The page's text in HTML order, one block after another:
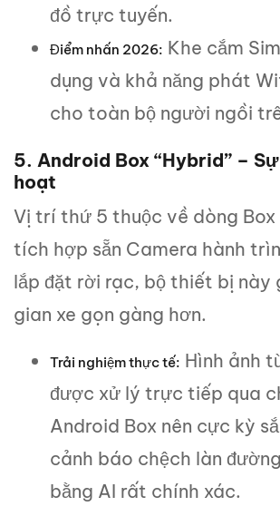
đồ trực tuyến.
Điểm nhấn 2026: Khe cắm
dụng và khả năng phát
cho toàn bộ người ngồi
5. Android Box “Hybrid” –
hoạt
Vị trí thứ 5 thuộc về dòng Box
tích hợp sẵn Camera hành
lắp đặt rời rạc, bộ thiết bị này
gian xe gọn gàng hơn.
Trải nghiệm thực tế: Hình ảnh
được xử lý trực tiếp qua
Android Box nên cực kỳ
cảnh báo chệch làn
bằng AI rất chính xác.